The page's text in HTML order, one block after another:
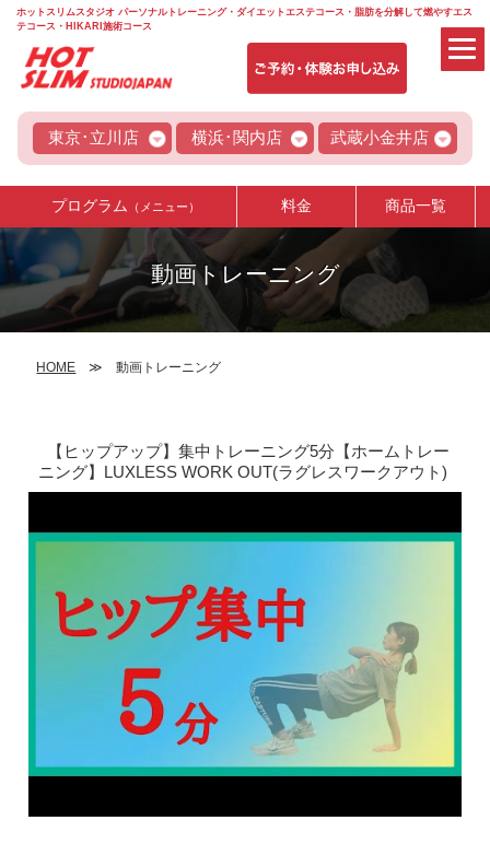
ホットスリムスタジオ パーソナルトレーニング・ダイエットエステコース・脂肪を分解して燃やすエス
テコース・HIKARI施術コース
東京･立川店 横浜･関内店 武蔵小金井店
プログラム （メニュー） 料金 商品一覧
動画トレーニング
HOME 動画トレーニング
【ヒップアップ】集中トレーニング5分【ホームトレー
ニング】LUXLESS WORK OUT(ラグレスワークアウト)